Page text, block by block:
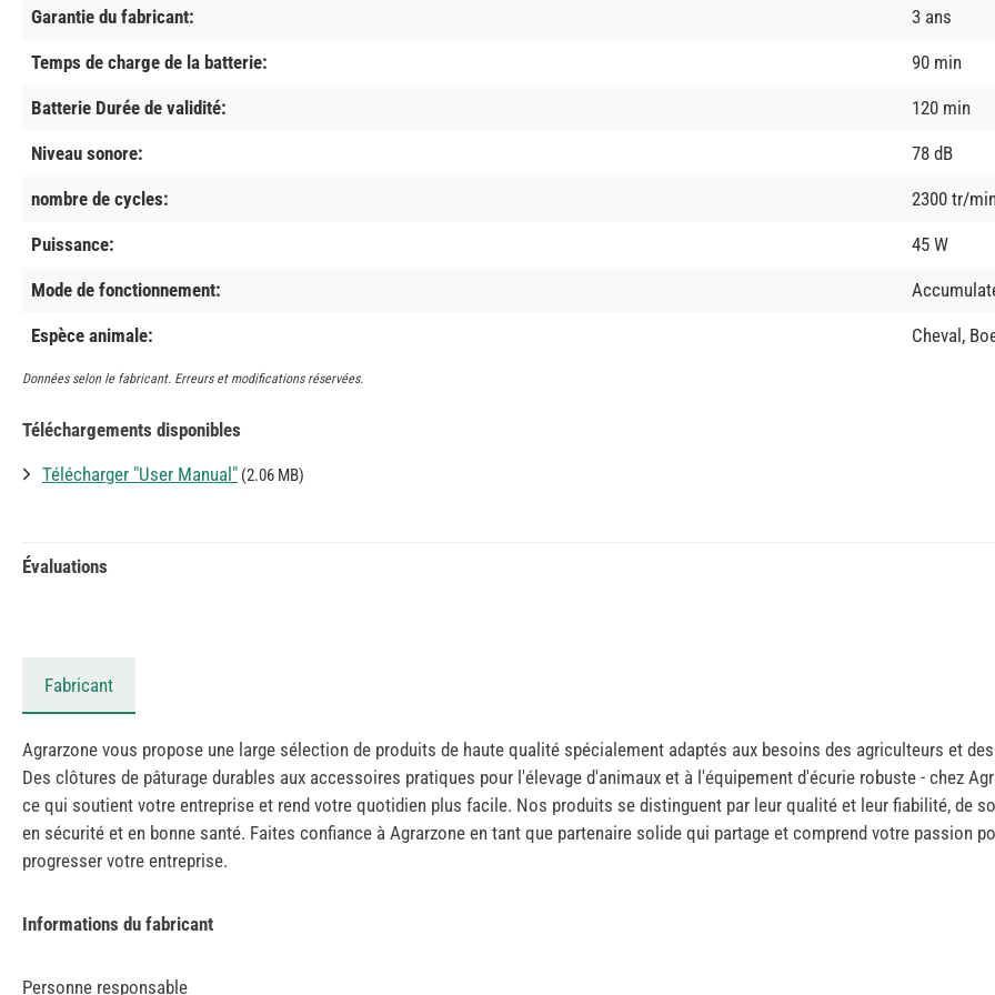
Garantie du fabricant: 3 ans
Temps de charge de la batterie: 90 min
Batterie Durée de validité: 120 min
Niveau sonore: 78 dB
nombre de cycles: 2300 tr/
Puissance: 45 W
Mode de fonctionnement:
Espèce animale: Cheval,
Données selon le fabricant. Erreurs et modifications réservées.
Téléchargements disponibles
Télécharger "User Manual" (2.06 MB)
Évaluations
Fabricant
Agrarzone vous propose une large sélection de produits de haute qualité spécialement adaptés aux besoins des agriculteurs et
Des clôtures de pâturage durables aux accessoires pratiques pour l'élevage d'animaux et à l'équipement d'écurie robuste - chez
ce qui soutient votre entreprise et rend votre quotidien plus facile. Nos produits se distinguent par leur qualité et leur fiabilité, de
en sécurité et en bonne santé. Faites confiance à Agrarzone en tant que partenaire solide qui partage et comprend votre passion
progresser votre entreprise.
Informations du fabricant
Personne responsable